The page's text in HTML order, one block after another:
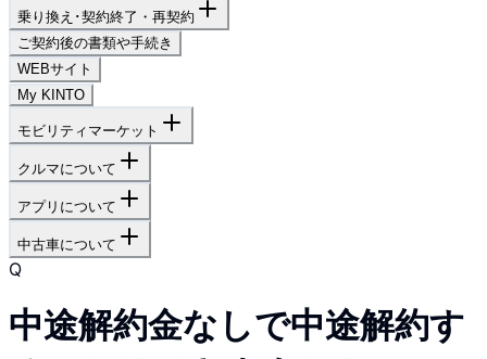
乗り換え･契約終了・再契約
ご契約後の書類や手続き
WEBサイト
My KINTO
モビリティマーケット
クルマについて
アプリについて
中古車について
Q
中途解約金なしで中途解約す